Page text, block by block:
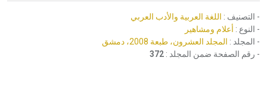
- التصنيف : اللغة العربية والأدب العربي
- النوع : أعلام ومشاهير
- المجلد : المجلد العشرون، طبعة 2008، دمشق
- رقم الصفحة ضمن المجلد : 372